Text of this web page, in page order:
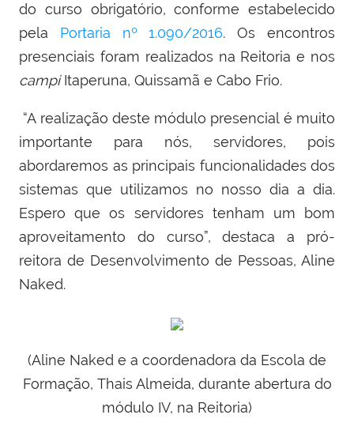
do curso obrigatório, conforme estabelecido
pela Portaria nº 1.090/2016.Os encontros
presenciais foram realizados na Reitoria e nos
campiItaperuna, Quissamã e Cabo Frio.
“A realização deste módulo presencial é muito
importante para nós, servidores, pois
abordaremos as principais funcionalidades dos
sistemas que utilizamos no nosso dia a dia.
Espero que os servidores tenham um bom
aproveitamento do curso”, destaca a pró-
reitora de Desenvolvimento de Pessoas, Aline
Naked.
(Aline Naked e a coordenadora da Escola de
Formação, Thais Almeida, durante abertura do
módulo IV, na Reitoria)